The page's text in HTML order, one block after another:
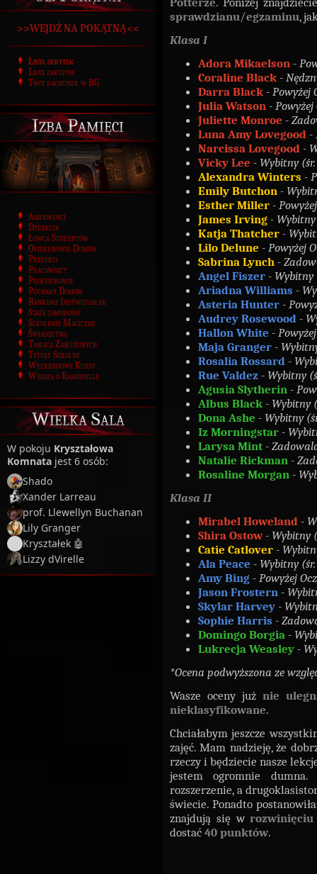
>>WEJDŹ NA POKĄTNĄ<<
Lista skrytek
Lista zakupów
Twój rachunek w BG
Izba Pamięci
Absolwenci
Dyrekcja
Łowca Studentów
Opiekunowie Domów
Prefekci
Pracownicy
Profesorowie
Puchary Domów
Rankingi Indywidualne
Staże zawodowe
Szkolenie Magiczne
Świadectwa
Tablica Zasłużonych
Tytuły Szkolne
Weekendowe Kursy
Wiedza o Ramesville
Wielka Sala
W pokoju Kryształowa
Komnata jest 6 osób:
Shado
Xander Larreau
prof. Llewellyn Buchanan
Lily Granger
Kryształek 🤖
Lizzy dVirelle
sprawdzianu/egzaminu,
Klasa I
Adora Mikaelson -
Coraline Black -
Darra Black - Powyżej
Julia Watson -
Juliette Monroe -
Luna Amy Lovegood -
Narcissa Lovegood -
Vicky Lee - Wybitny
Alexandra Winters -
Emily Butchon -
Esther Miller -
James Irving -
Katja Thatcher -
Lilo Delune - Powyżej
Sabrina Lynch -
Angel Fiszer - Wybitny
Ariadna Williams -
Asteria Hunter -
Audrey Rosewood -
Hallon White -
Maja Granger -
Rosalia Rossard -
Rue Valdez - Wybitny
Agusia Slytherin -
Albus Black - Wybitny
Dona Ashe - Wybitny
Iz Morningstar -
Larysa Mint -
Natalie Rickman -
Rosaline Morgan -
Klasa II
Mirabel Howeland -
Shira Ostow- Wybitny
Catie Catlover -
Ala Peace - Wybitny
Amy Bing - Powyżej
Jason Frostern -
Skylar Harvey -
Sophie Harris -
Domingo Borgia -
Lukrecja Weasley -
*Ocena podwyższona ze
Wasze oceny jużnie
nieklasyfikowane.
Chciałabym jeszcze
zajęć. Mam nadzieję, że
rzeczy i będziecie nasze
jestem ogromnie dumna.
rozszerzenie, a
świecie. Ponadto
znajdują się wrozwinięciu
dostać 40 punktów.